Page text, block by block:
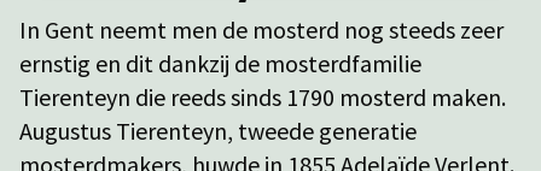
In Gent neemt men de mosterd nog steeds zeer
ernstig en dit dankzij de mosterdfamilie
Tierenteyn die reeds sinds 1790 mosterd maken.
Augustus Tierenteyn, tweede generatie
mosterdmakers, huwde in 1855 Adelaïde Verlent.